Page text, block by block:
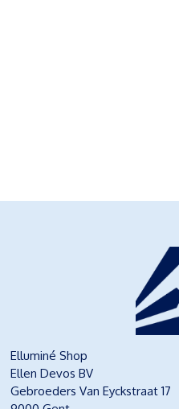
Elluminé Shop
Ellen Devos BV
Gebroeders Van Eyckstraat 17